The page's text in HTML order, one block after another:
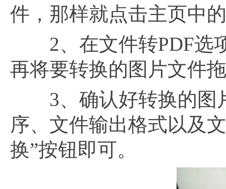
件，那样就点击主页中
2、在文件转PDF选
再将要转换的图片文件
3、确认好转换的图
序、文件输出格式以及
换”按钮即可。